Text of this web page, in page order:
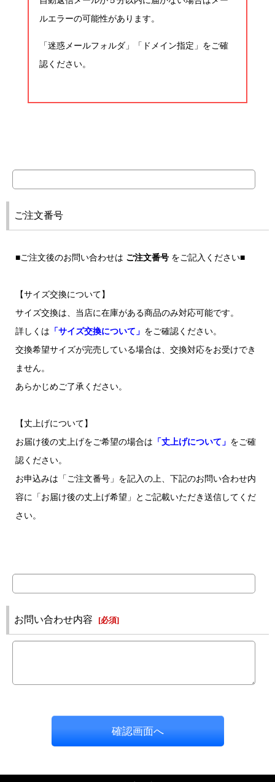
ルエラーの可能性があります。
「迷惑メールフォルダ」「ドメイン指定」をご確
認ください。
ご注文番号
■ご注文後のお問い合わせは ご注文番号 をご記入ください■
【サイズ交換について】
サイズ交換は、当店に在庫がある商品のみ対応可能です。
詳しくは 「サイズ交換について」 をご確認ください。
交換希望サイズが完売している場合は、交換対応をお受けでき
ません。
あらかじめご了承ください。
【丈上げについて】
お届け後の丈上げをご希望の場合は 「丈上げについて」 をご確
認ください。
お申込みは「ご注文番号」を記入の上、下記のお問い合わせ内
容に「お届け後の丈上げ希望」とご記載いただき送信してくだ
さい。
お問い合わせ内容 [必須]
確認画面へ